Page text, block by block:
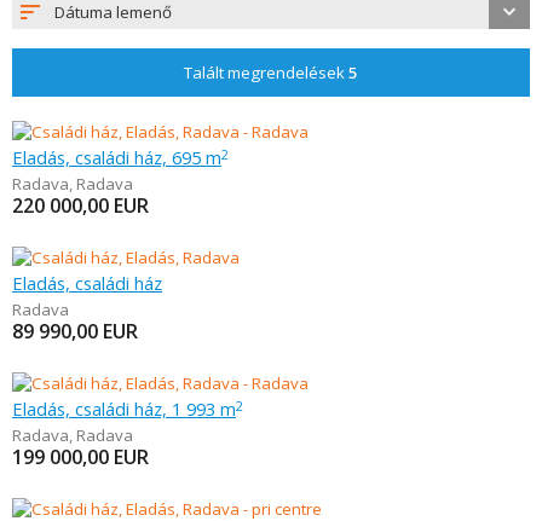
Dátuma lemenő
Talált megrendelések5
Eladás, családi ház, 695 m2
Radava, Radava
220 000,00 EUR
Eladás, családi ház
Radava
89 990,00 EUR
Eladás, családi ház, 1 993 m2
Radava, Radava
199 000,00 EUR